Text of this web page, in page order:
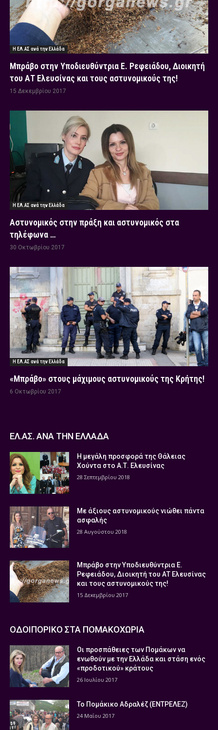
Η ΕΛ.ΑΣ ανά την Ελλάδα
Μπράβο στην Υποδιευθύντρια Ε. Ρεφειάδου, Διοικητή
του ΑΤ Ελευσίνας και τους αστυνομικούς της!
15 Δεκεμβρίου 2017
Η ΕΛ.ΑΣ ανά την Ελλάδα
Αστυνομικός στην πράξη και αστυνομικός στα
τηλέφωνα …
30 Οκτωβρίου 2017
Η ΕΛ.ΑΣ ανά την Ελλάδα
«Μπράβο» στους μάχιμους αστυνομικούς της Κρήτης!
6 Οκτωβρίου 2017
ΕΛ.ΑΣ. ΑΝΑ ΤΗΝ ΕΛΛΑΔΑ
Η μεγάλη προσφορά της Θάλειας
Χούντα στο Α.Τ. Ελευσίνας
28 Σεπτεμβρίου 2018
Με άξιους αστυνομικούς νιώθει πάντα
ασφαλής
28 Αυγούστου 2018
Μπράβο στην Υποδιευθύντρια Ε.
Ρεφειάδου, Διοικητή του ΑΤ Ελευσίνας
και τους αστυνομικούς της!
15 Δεκεμβρίου 2017
ΟΔΟΙΠΟΡΙΚΟ ΣΤΑ ΠΟΜΑΚΟΧΩΡΙΑ
Οι προσπάθειες των Πομάκων να
ενωθούν με την Ελλάδα και στάση ενός
«προδοτικού» κράτους
26 Ιουλίου 2017
Το Πομάκικο Αδραλέζ (ΕΝΤΡΕΛΕΖ)
24 Μαΐου 2017